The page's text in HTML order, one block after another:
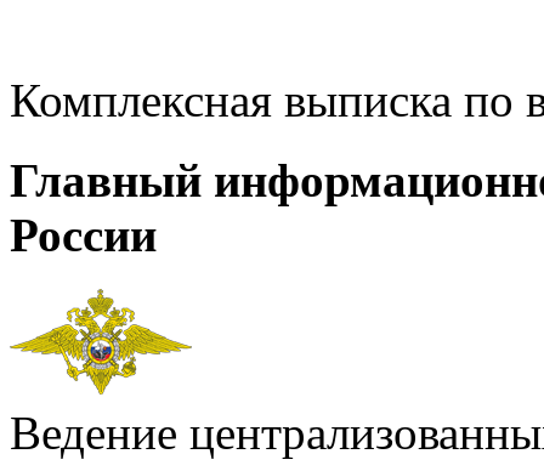
Комплексная выписка
Главный
России
Ведение